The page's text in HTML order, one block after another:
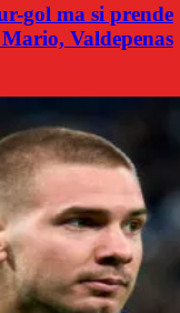
gol ma si prende
Valdepenas